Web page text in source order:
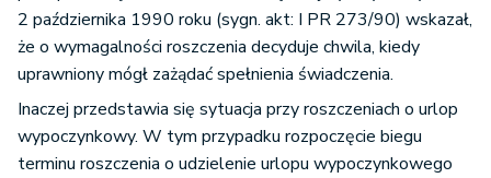
2 października 1990 roku (sygn. akt: I PR 273/90) wskazał,
że o wymagalności roszczenia decyduje chwila, kiedy
uprawniony mógł zażądać spełnienia świadczenia.
Inaczej przedstawia się sytuacja przy roszczeniach o urlop
wypoczynkowy. W tym przypadku rozpoczęcie biegu
terminu roszczenia o udzielenie urlopu wypoczynkowego